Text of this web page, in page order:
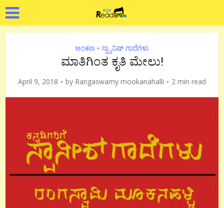
ಅಂಕಣ • ಸ್ಪ್ಯಾನಿಷ್ ಗಾದೆಗಳು
ಮಾತಿಗಿಂತ ಕೃತಿ ಮೇಲು!
April 9, 2018 by Rangaswamy mookanahalli 2 min read